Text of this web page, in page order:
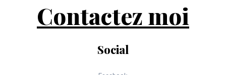
Contactez moi
Social